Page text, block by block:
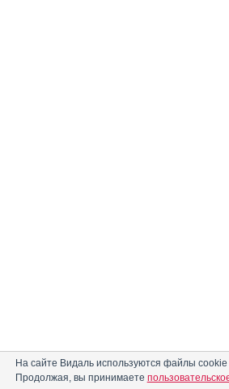
На сайте Видаль используются файлы cookie
Продолжая, вы принимаете